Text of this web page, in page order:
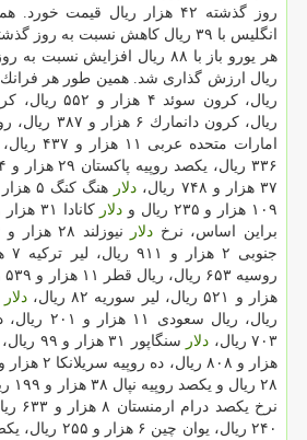
روز گذشته ۴۲ هزار ریال قیمت
۳۷ هزار و ۷۴۸ ریال،
دلار
۱۰۹ هزار و ۲۳۵ ریال و
دلار
براین اساس، نرخ دلار
هزار و ۵۲۱ ریال، لیر سوریه ۸۲ ریال،
دلار
۷۰۳ ریال،
دلار
۲۸